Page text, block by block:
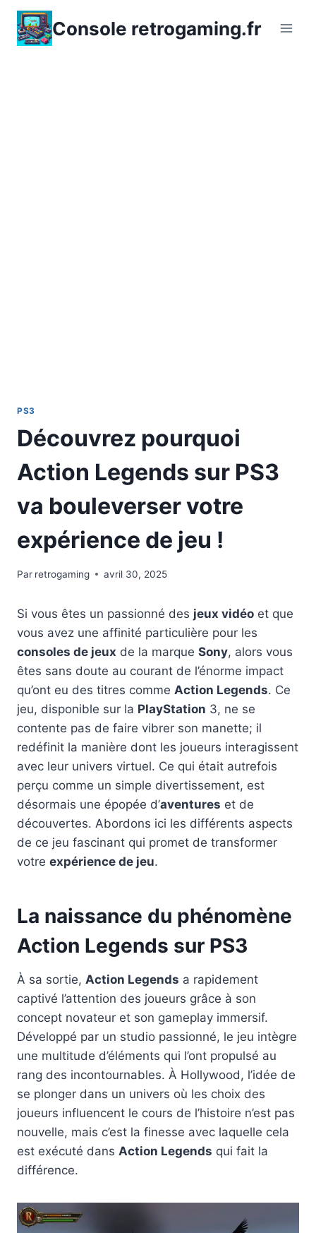
Aller
contenu
Console retrogaming.fr
PS3
Découvrez pourquoi
Action Legends sur PS3
va bouleverser votre
expérience de jeu !
Par retrogaming avril 30, 2025
Si vous êtes un passionné des jeux vidéo et que
vous avez une affinité particulière pour les
consoles de jeux de la marque Sony, alors vous
êtes sans doute au courant de l’énorme impact
qu’ont eu des titres comme Action Legends. Ce
jeu, disponible sur la PlayStation 3, ne se
contente pas de faire vibrer son manette; il
redéfinit la manière dont les joueurs interagissent
avec leur univers virtuel. Ce qui était autrefois
perçu comme un simple divertissement, est
désormais une épopée d’aventures et de
découvertes. Abordons ici les différents aspects
de ce jeu fascinant qui promet de transformer
votre expérience de jeu.
La naissance du phénomène
Action Legends sur PS3
À sa sortie, Action Legends a rapidement
captivé l’attention des joueurs grâce à son
concept novateur et son gameplay immersif.
Développé par un studio passionné, le jeu intègre
une multitude d’éléments qui l’ont propulsé au
rang des incontournables. À Hollywood, l’idée de
se plonger dans un univers où les choix des
joueurs influencent le cours de l’histoire n’est pas
nouvelle, mais c’est la finesse avec laquelle cela
est exécuté dans Action Legends qui fait la
différence.